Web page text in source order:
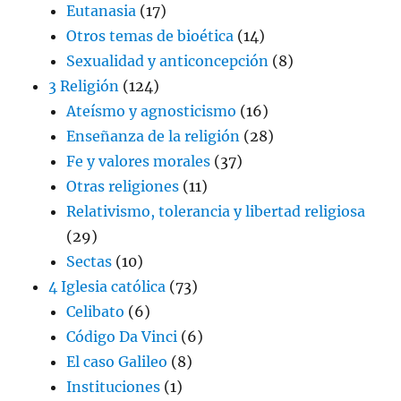
Eutanasia (17)
Otros temas de bioética (14)
Sexualidad y anticoncepción (8)
3 Religión (124)
Ateísmo y agnosticismo (16)
Enseñanza de la religión (28)
Fe y valores morales (37)
Otras religiones (11)
Relativismo, tolerancia y libertad religiosa
(29)
Sectas (10)
4 Iglesia católica (73)
Celibato (6)
Código Da Vinci (6)
El caso Galileo (8)
Instituciones (1)